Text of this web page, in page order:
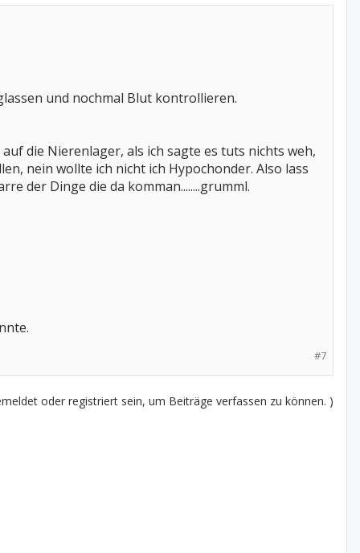
und nochmal Blut kontrollieren.
die Nierenlager, als ich sagte es tuts nichts weh,
nein wollte ich nicht ich Hypochonder. Also lass
der Dinge die da komman........grumml.
#7
oder registriert sein, um Beiträge verfassen zu können. )